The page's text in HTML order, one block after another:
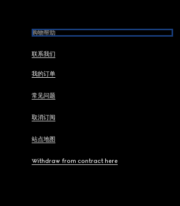
购物帮助
联系我们
我的订单
常见问题
取消订阅
站点地图
Withdraw from contract here